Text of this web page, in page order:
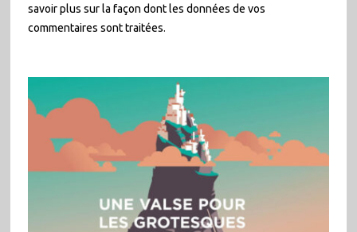
savoir plus sur la façon dont les données de vos
commentaires sont traitées.